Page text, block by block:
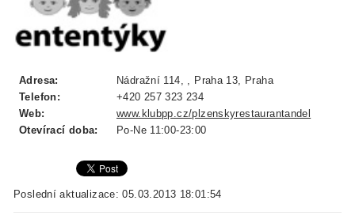
Adresa:
Nádražní 114, , Praha 13, Praha
Telefon:
+420 257 323 234
Web:
www.klubpp.cz/plzenskyrestaurantandel
Otevírací doba:
Po-Ne 11:00-23:00
Poslední aktualizace: 05.03.2013 18:01:54